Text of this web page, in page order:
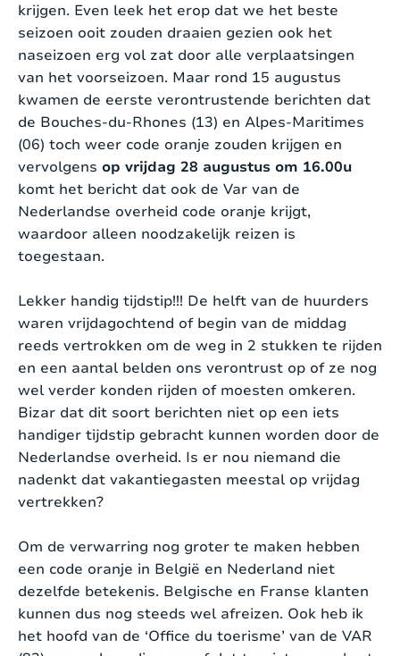
krijgen. Even leek het erop dat we het beste
seizoen ooit zouden draaien gezien ook het
naseizoen erg vol zat door alle verplaatsingen
van het voorseizoen. Maar rond 15 augustus
kwamen de eerste verontrustende berichten dat
de Bouches-du-Rhones (13) en Alpes-Maritimes
(06) toch weer code oranje zouden krijgen en
vervolgens op vrijdag 28 augustus om 16.00u
komt het bericht dat ook de Var van de
Nederlandse overheid code oranje krijgt,
waardoor alleen noodzakelijk reizen is
toegestaan.
Lekker handig tijdstip!!! De helft van de huurders
waren vrijdagochtend of begin van de middag
reeds vertrokken om de weg in 2 stukken te rijden
en een aantal belden ons verontrust op of ze nog
wel verder konden rijden of moesten omkeren.
Bizar dat dit soort berichten niet op een iets
handiger tijdstip gebracht kunnen worden door de
Nederlandse overheid. Is er nou niemand die
nadenkt dat vakantiegasten meestal op vrijdag
vertrekken?
Om de verwarring nog groter te maken hebben
een code oranje in België en Nederland niet
dezelfde betekenis. Belgische en Franse klanten
kunnen dus nog steeds wel afreizen. Ook heb ik
het hoofd van de ‘Office du toerisme’ van de VAR